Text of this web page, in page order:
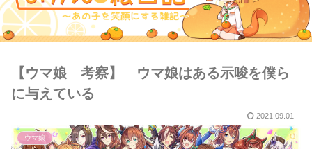
【ウマ娘 考察】 ウマ娘はある示唆を僕ら
に与えている
2021.09.01
ウマ娘